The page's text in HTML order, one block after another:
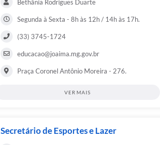
Bethânia Rodrigues Duarte
Segunda à Sexta - 8h às 12h / 14h às 17h.
(33) 3745-1724
educacao@joaima.mg.gov.br
Praça Coronel Antônio Moreira - 276.
VER MAIS
Secretário de Esportes e Lazer